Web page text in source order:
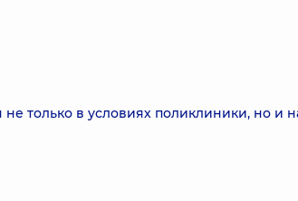
только в условиях поликлиники, но и